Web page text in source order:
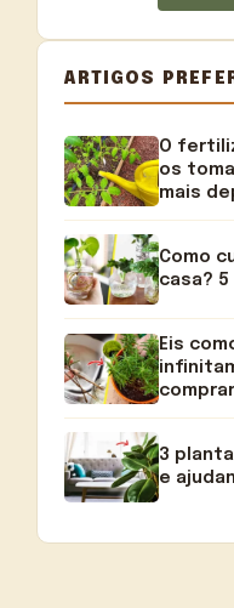
ARTIGOS
O
os
mais
Como
casa?
Eis
3
e